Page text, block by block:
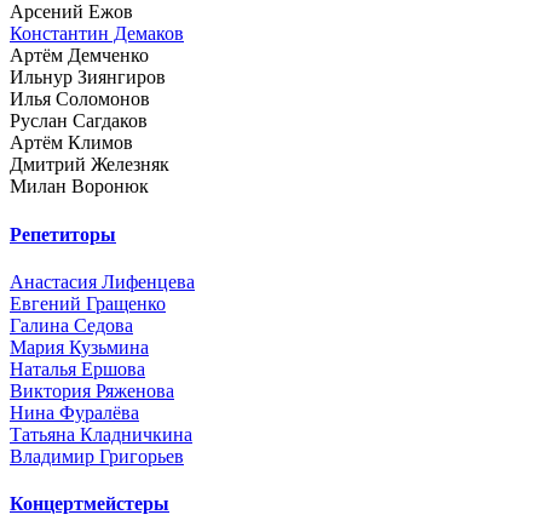
Арсений Ежов
Константин Демаков
Артём Демченко
Ильнур Зиянгиров
Илья Соломонов
Руслан Сагдаков
Артём Климов
Дмитрий Железняк
Милан Воронюк
Репетиторы
Анастасия Лифенцева
Евгений Гращенко
Галина Седова
Мария Кузьмина
Наталья Ершова
Виктория Ряженова
Нина Фуралёва
Татьяна Кладничкина
Владимир Григорьев
Концертмейстеры